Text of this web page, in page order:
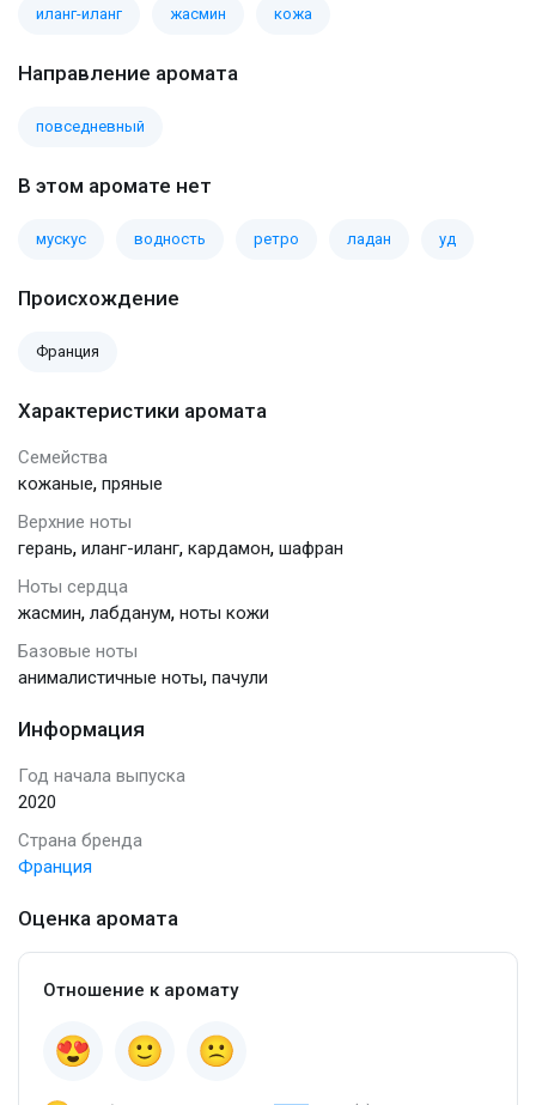
иланг-иланг жасмин кожа
Направление аромата
повседневный
В этом аромате нет
мускус водность ретро ладан уд
Происхождение
Франция
Характеристики аромата
Семейства
кожаные, пряные
Верхние ноты
герань, иланг-иланг, кардамон, шафран
Ноты сердца
жасмин, лабданум, ноты кожи
Базовые ноты
анималистичные ноты, пачули
Информация
Год начала выпуска
2020
Страна бренда
Франция
Оценка аромата
Отношение к аромату